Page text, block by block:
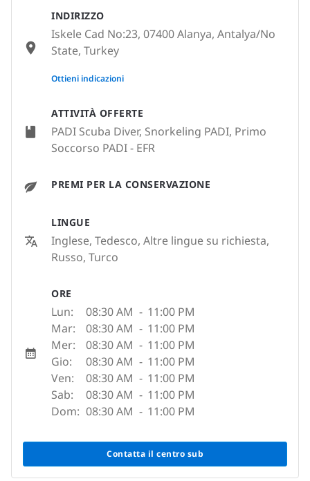
ATTIVITÀ OFFERTE
PADI Scuba Diver, Snorkeling PADI, Primo
Soccorso PADI - EFR
PREMI PER LA CONSERVAZIONE
LINGUE
Inglese, Tedesco, Altre lingue su richiesta,
Russo, Turco
ORE
Lun: 08:30 AM - 11:00 PM
Mar:
08:30 AM - 11:00 PM
Mer:
08:30 AM - 11:00 PM
Gio:
08:30 AM - 11:00 PM
Ven:
08:30 AM - 11:00 PM
Sab:
08:30 AM - 11:00 PM
Dom: 08:30 AM - 11:00 PM
Contatta il centro sub
INDIRIZZO
Iskele Cad No:23, 07400 Alanya, Antalya/No
State, Turkey
None
Ottieni indicazioni